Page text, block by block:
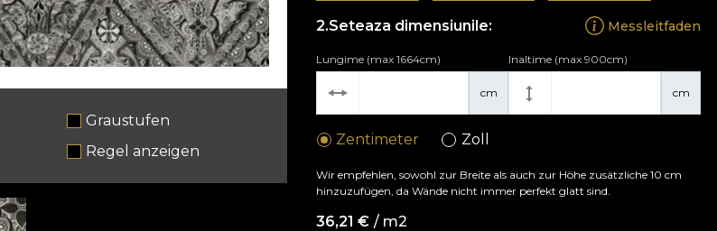
Graustufen
Regel anzeigen
Seteaza dimensiunile: Messleitfaden
cm
Lungime (max 1664cm)
cm
Inaltime (max 900cm)
Zentimeter Zoll
Wir empfehlen, sowohl zur Breite als auch zur Höhe zusätzliche 10 cm
hinzuzufügen, da Wände nicht immer perfekt glatt sind.
36,21€ / m2